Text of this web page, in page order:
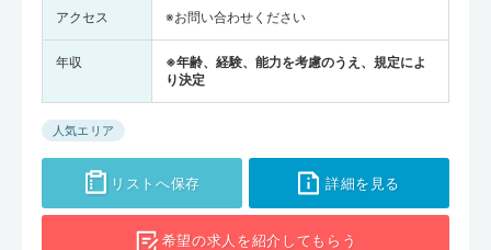
アクセス ※お問い合わせください
年収
※年齢、経験、能力を考慮のうえ、規定によ
り決定
人気エリア
リストへ保存 詳細を見る
希望の求人を紹介してもらう